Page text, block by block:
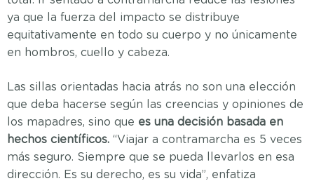
ya que la fuerza del impacto se distribuye
equitativamente en todo su cuerpo y no únicamente
en hombros, cuello y cabeza.
Las sillas orientadas hacia atrás no son una elección
que deba hacerse según las creencias y opiniones de
los mapadres, sino que es una decisión basada en
hechos científicos. “Viajar a contramarcha es 5 veces
más seguro. Siempre que se pueda llevarlos en esa
dirección. Es su derecho, es su vida”, enfatiza